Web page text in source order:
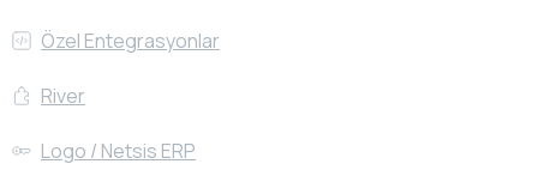
Özel Entegrasyonlar
River
Logo / Netsis ERP